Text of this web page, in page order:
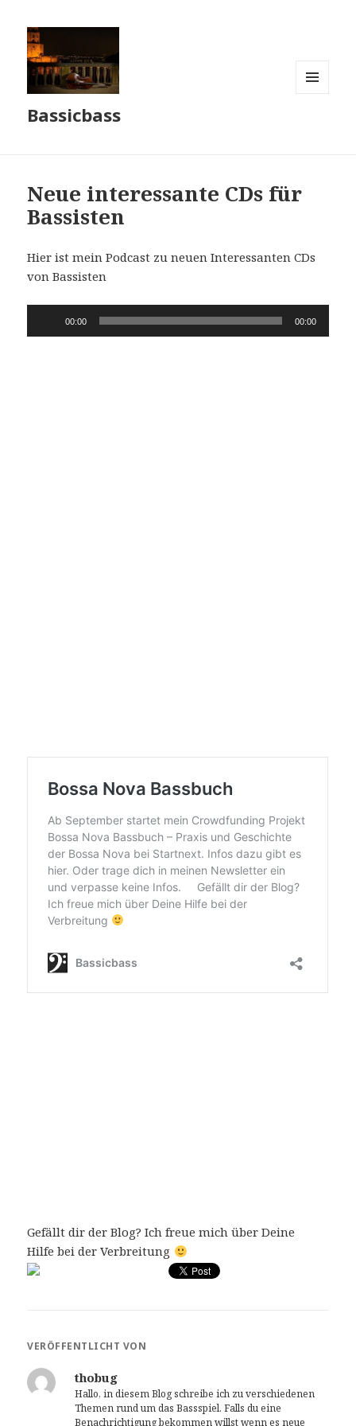
Bassicbass
Neue interessante CDs für
Bassisten
Hier ist mein Podcast zu neuen Interessanten CDs
von Bassisten
Player
00:00 00:00
Gefällt dir der Blog? Ich freue mich über Deine
Hilfe bei der Verbreitung
VERÖFFENTLICHT VON
thobug
Hallo, in diesem Blog schreibe ich zu verschiedenen
Themen rund um das Bassspiel. Falls du eine
Benachrichtigung bekommen willst wenn es neue